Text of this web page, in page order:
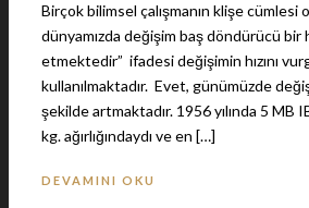
Birçok bilimsel çalışmanın klişe cümlesi
dünyamızda değişim baş döndürücü bir
etmektedir” ifadesi değişimin hızını
kullanılmaktadır. Evet, günümüzde
şekilde artmaktadır. 1956 yılında 5 MB
kg. ağırlığındaydı ve en […]
DEVAMINI OKU